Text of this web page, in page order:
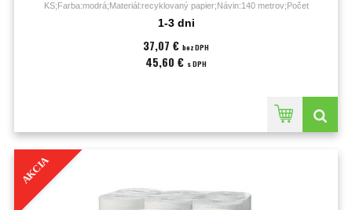
KS;Farba:modrá;Materiál:recyklovaný papier;Návin:140 metrov;Počet
1-3 dni
37,07 € bez DPH
45,60 € s DPH
AKCIA